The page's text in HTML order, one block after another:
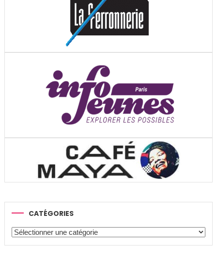
CATÉGORIES
Catégories